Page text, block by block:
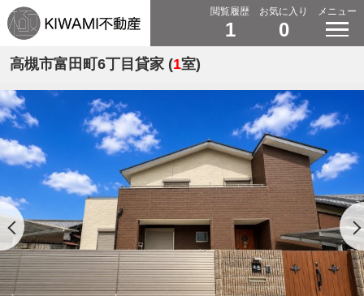
閲覧履歴
1
お気に入り
0
メニュー
高槻市富田町6丁目貸家 (1室)